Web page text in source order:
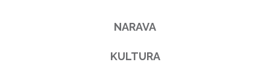
NARAVA
KULTURA